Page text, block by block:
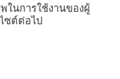
วข้อง
ในการใช้งานของผู้
ซต์ต่อไป